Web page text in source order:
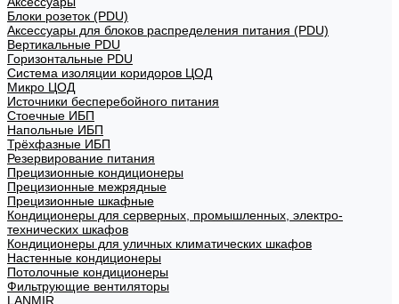
Блоки розеток (PDU)
Аксессуары для блоков распределения питания (PDU)
Вертикальные PDU
Горизонтальные PDU
Система изоляции коридоров ЦОД
Микро ЦОД
Источники бесперебойного питания
Стоечные ИБП
Напольные ИБП
Трёхфазные ИБП
Резервирование питания
Прецизионные кондиционеры
Прецизионные межрядные
Прецизионные шкафные
Кондиционеры для серверных, промышленных, электро-
технических шкафов
Кондиционеры для уличных климатических шкафов
Настенные кондиционеры
Потолочные кондиционеры
Фильтрующие вентиляторы
LANMIR